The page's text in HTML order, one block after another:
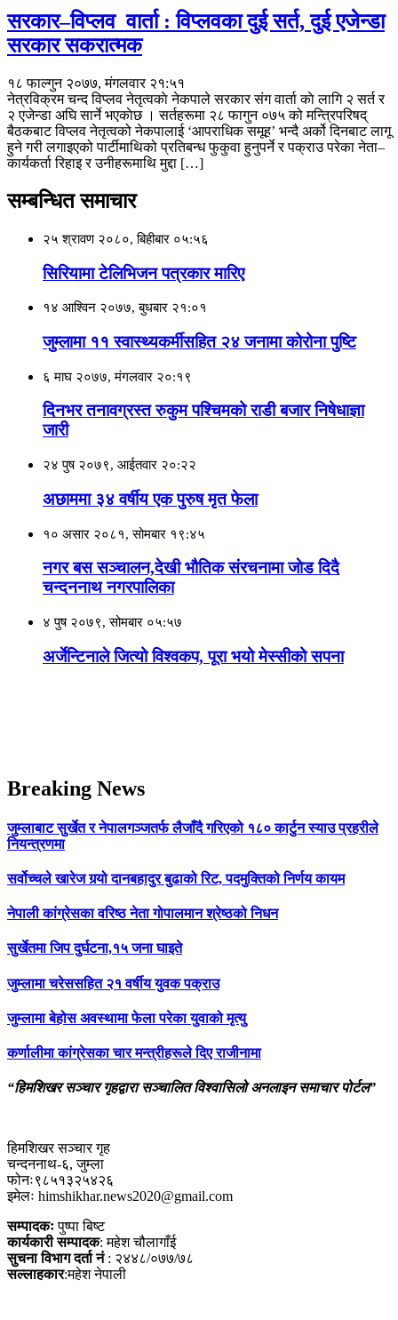
सरकार–विप्लव वार्ता : विप्लवका दुई सर्त, दुई एजेन्डा
सरकार सकरात्मक
१८ फाल्गुन २०७७, मंगलवार २१:५१
नेत्रविक्रम चन्द विप्लव नेतृत्वकाे नेकपाले सरकार संग वार्ता काे लागि २ सर्त र
२ एजेन्डा अघि सार्ने भएकाेछ । सर्तहरूमा २८ फागुन ०७५ को मन्त्रिपरिषद्
बैठकबाट विप्लव नेतृत्वको नेकपालाई ‘आपराधिक समूह’ भन्दै अर्को दिनबाट लागू
हुने गरी लगाइएको पार्टीमाथिको प्रतिबन्ध फुकुवा हुनुपर्ने र पक्राउ परेका नेता–
कार्यकर्ता रिहाइ र उनीहरूमाथि मुद्दा […]
सम्बन्धित समाचार
२५ श्रावण २०८०, बिहीबार ०५:५६
सिरियामा टेलिभिजन पत्रकार मारिए
१४ आश्विन २०७७, बुधबार २१:०१
जुम्लामा ११ स्वास्थ्यकर्मीसहित २४ जनामा कोरोना पुष्टि
६ माघ २०७७, मंगलवार २०:१९
दिनभर तनावग्रस्त रुकुम पश्चिमको राडी बजार निषेधाज्ञा
जारी
२४ पुष २०७९, आईतवार २०:२२
अछाममा ३४ वर्षीय एक पुरुष मृत फेला
१० असार २०८१, सोमबार १९:४५
नगर बस सञ्चालन,देखी भौतिक संरचनामा जाेड दिदै
चन्दननाथ नगरपालिका
४ पुष २०७९, सोमबार ०५:५७
अर्जेन्टिनाले जित्यो विश्वकप, पूरा भयो मेस्सीको सपना
Breaking News
जुम्लाबाट सुर्खेत र नेपालगञ्जतर्फ लैजाँदै गरिएको १८० कार्टुन स्याउ प्रहरीले
नियन्त्रणमा
सर्वोच्चले खारेज गर्‍यो दानबहादुर बुढाको रिट, पदमुक्तिको निर्णय कायम
नेपाली कांग्रेसका वरिष्ठ नेता गोपालमान श्रेष्ठको निधन
सुर्खेतमा जिप दुर्घटना,१५ जना घाइते
जुम्लामा चरेससहित २१ वर्षीय युवक पक्राउ
जुम्लामा बेहोस अवस्थामा फेला परेका युवाको मृत्यु
कर्णालीमा कांग्रेसका चार मन्त्रीहरूले दिए राजीनामा
“हिमशिखर सञ्चार गृहद्वारा सञ्चालित विश्वासिलो अनलाइन समाचार पोर्टल”
हिमशिखर सञ्चार गृह
चन्दननाथ-६, जुम्ला
फोनः९८५१३२५४२६
इमेलः himshikhar.news2020@gmail.com
सम्पादकःपुष्पा बिष्ट
कार्यकारी सम्पादक: महेश चौलागाँई
सुचना विभाग दर्ता नं: २४४८/०७७/७८
सल्लाहकार:महेश नेपाली